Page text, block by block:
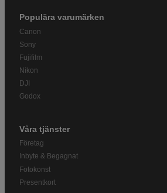
Populära varumärken
Canon
Sony
Fujifilm
Nikon
DJI
Godox
Våra tjänster
Företag
Inbyte & Begagnat
Fotokonst
Presentkort